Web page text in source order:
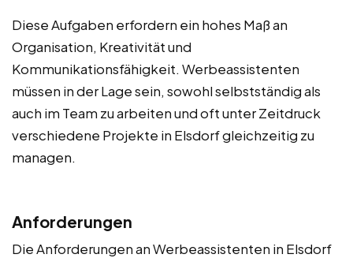
Diese Aufgaben erfordern ein hohes Maß an
Organisation, Kreativität und
Kommunikationsfähigkeit. Werbeassistenten
müssen in der Lage sein, sowohl selbstständig als
auch im Team zu arbeiten und oft unter Zeitdruck
verschiedene Projekte in Elsdorf gleichzeitig zu
managen.
Anforderungen
Die Anforderungen an Werbeassistenten in Elsdorf